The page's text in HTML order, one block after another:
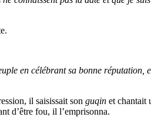
en célébrant sa bonne réputation,
il saisissait son guqin et chantait
d’être fou, il l’emprisonna.